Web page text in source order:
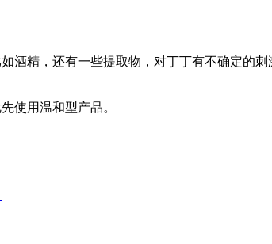
酒精，还有一些提取物，对丁丁有不确定的
使用温和型产品。